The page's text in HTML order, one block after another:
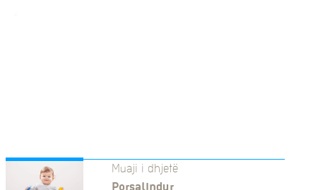
Muaji i dhjetë
Porsalindur